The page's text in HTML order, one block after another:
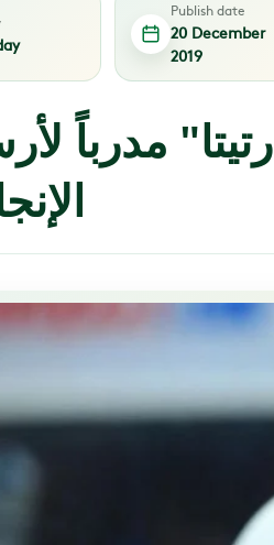
Publish date
20 December
2019
مدرباً